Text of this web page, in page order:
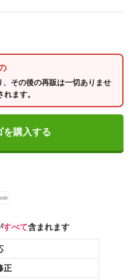
その後の再販は一切ありませ
ます。
を購入する
すべて含まれます
正